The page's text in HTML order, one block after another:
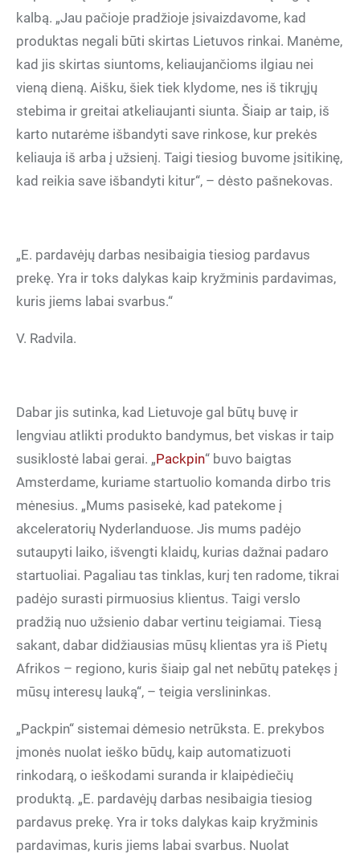
kalbą. „Jau pačioje pradžioje įsivaizdavome, kad
produktas negali būti skirtas Lietuvos rinkai. Manėme,
kad jis skirtas siuntoms, keliaujančioms ilgiau nei
vieną dieną. Aišku, šiek tiek klydome, nes iš tikrųjų
stebima ir greitai atkeliaujanti siunta. Šiaip ar taip, iš
karto nutarėme išbandyti save rinkose, kur prekės
keliauja iš arba į užsienį. Taigi tiesiog buvome įsitikinę,
kad reikia save išbandyti kitur“, – dėsto pašnekovas.
„E. pardavėjų darbas nesibaigia tiesiog pardavus
prekę. Yra ir toks dalykas kaip kryžminis pardavimas,
kuris jiems labai svarbus.“
V. Radvila.
Dabar jis sutinka, kad Lietuvoje gal būtų buvę ir
lengviau atlikti produkto bandymus, bet viskas ir taip
susiklostė labai gerai. „Packpin“ buvo baigtas
Amsterdame, kuriame startuolio komanda dirbo tris
mėnesius. „Mums pasisekė, kad patekome į
akceleratorių Nyderlanduose. Jis mums padėjo
sutaupyti laiko, išvengti klaidų, kurias dažnai padaro
startuoliai. Pagaliau tas tinklas, kurį ten radome, tikrai
padėjo surasti pirmuosius klientus. Taigi verslo
pradžią nuo užsienio dabar vertinu teigiamai. Tiesą
sakant, dabar didžiausias mūsų klientas yra iš Pietų
Afrikos – regiono, kuris šiaip gal net nebūtų patekęs į
mūsų interesų lauką“, – teigia verslininkas.
„Packpin“ sistemai dėmesio netrūksta. E. prekybos
įmonės nuolat ieško būdų, kaip automatizuoti
rinkodarą, o ieškodami suranda ir klaipėdiečių
produktą. „E. pardavėjų darbas nesibaigia tiesiog
pardavus prekę. Yra ir toks dalykas kaip kryžminis
pardavimas, kuris jiems labai svarbus. Nuolat